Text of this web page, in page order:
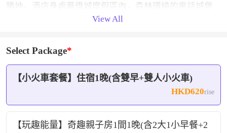
勝地。酒店身處華僑城度假區內，森林環繞的童話城堡
滿溢溫馨童趣，300 間智能化客房融入森林麋鹿元素，特
味蕾，全新戶外泳池暢享戲水歡樂，超900㎡兒童遊樂中
心兼具遊玩與托管功能，專業AIO團隊貼心服務，一站式
實現輕松遛娃，是家庭度假的絕佳之選。
View All
Select Package
【小火車套餐】住宿1晚(含雙早+雙人小火車)
HKD620rise
【玩趣能量】奇趣親子房1間1晚(含2大1小早餐+2